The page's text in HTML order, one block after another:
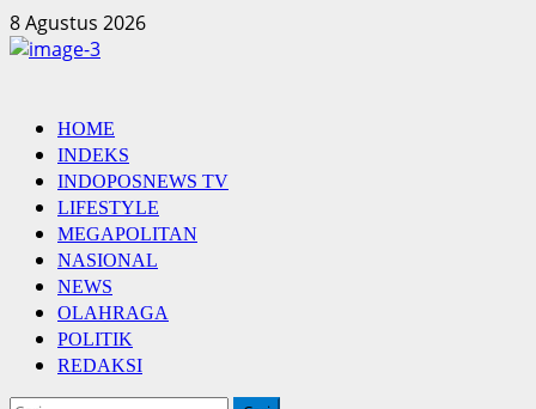
Skip
to
8 Agustus 2026
Primary
Menu
HOME
INDEKS
INDOPOSNEWS TV
LIFESTYLE
MEGAPOLITAN
NASIONAL
NEWS
OLAHRAGA
POLITIK
REDAKSI